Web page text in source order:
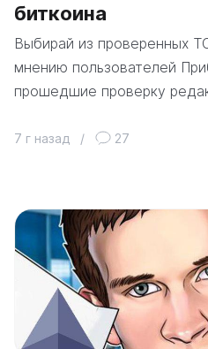
биткоина
Выбирай из проверенных
мнению пользователей
прошедшие проверку
7 г назад / 27